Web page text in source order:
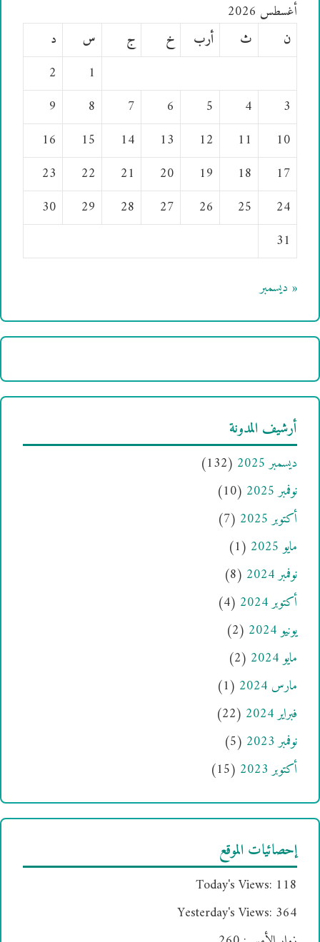
أغسطس 2026
ن
ث أرب خ ج س
د
1
2
3
4
5
6
7
8
9
10
11
12
13
14
15
16
17
18
19
20
21
22
23
24
25
26
27
28
29
30
31
« ديسمبر
أرشيف المدونة
ديسمبر 2025
(132)
نوفمبر 2025
(10)
أكتوبر 2025
(7)
مايو 2025
(1)
نوفمبر 2024
(8)
أكتوبر 2024
(4)
يونيو 2024
(2)
مايو 2024
(2)
مارس 2024
(1)
فبراير 2024
(22)
نوفمبر 2023
(5)
أكتوبر 2023
(15)
إحصائيات الموقع
Today's Views: 118
Yesterday's Views: 364